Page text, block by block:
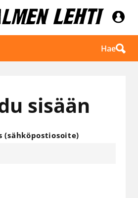
Hae
sisään
(sähköpostiosoite)